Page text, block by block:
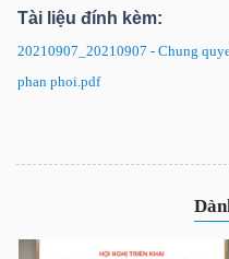
Tài liệu đính kèm:
20210907_20210907 - Chung
phan phoi.pdf
TÀI